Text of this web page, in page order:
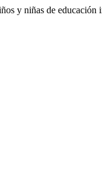
y niñas de educación